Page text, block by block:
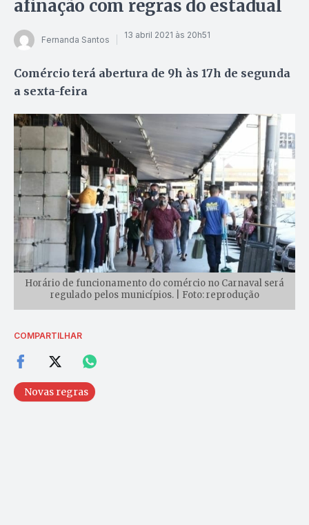
afinação com regras do estadual
Fernanda Santos 13 abril 2021 às 20h51
Comércio terá abertura de 9h às 17h de segunda
a sexta-feira
Horário de funcionamento do comércio no Carnaval será
regulado pelos municípios. | Foto: reprodução
COMPARTILHAR
Novas regras